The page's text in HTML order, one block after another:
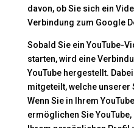
davon, ob Sie sich ein
Verbindung zum Google
Sobald Sie ein YouTube-
starten, wird eine
YouTube hergestellt.
mitgeteilt, welche unserer
Wenn Sie in Ihrem
ermöglichen Sie